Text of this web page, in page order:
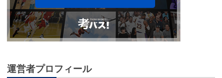
運営者プロフィール